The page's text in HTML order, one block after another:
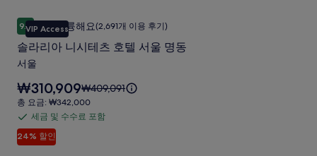
러
리
세
요.
진
갤
러
금
대
세
한
정
료
포
함
솔
라
리
아
니
시
테
츠
VIP Access
9.210점 만점 중 9.2점, 매우 훌륭해요, (2,691개 이용 후기)
매우 훌륭해요(2,691개 이용 후기)
솔라리아 니시테츠 호텔 서울 명동
서울
24% 할인
요
금
은
₩310,909
입
니
₩310,909요
금
은
₩409,091
총
요
금:
₩342,000
총 요금: ₩342,000
세
금
세금 및 수수료 포함
솔라리아 니시테츠 호텔 서울 명동